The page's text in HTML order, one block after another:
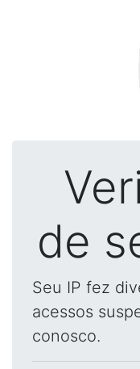
de
Seu IP fez
acessos
conosco.